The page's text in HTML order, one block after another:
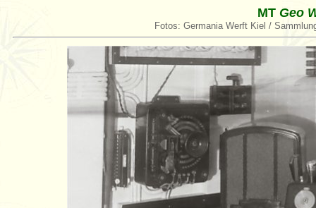
MT Geo
Fotos: Germania Werft Kiel /